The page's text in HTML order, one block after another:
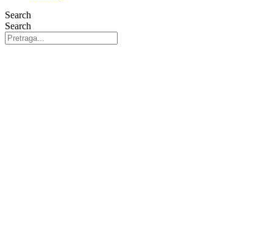
Search
Search